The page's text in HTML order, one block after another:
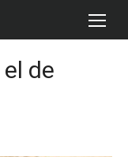
de